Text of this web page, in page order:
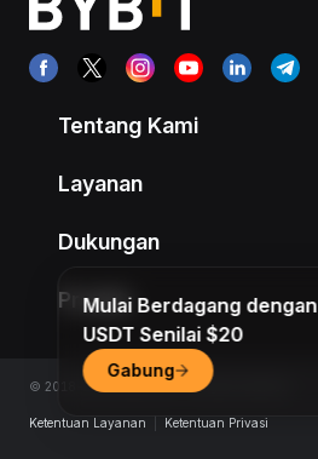
Tentang Kami
Layanan
Dukungan
Produk
© 2018-2026 Bybit.com. All rights reserved.
Ketentuan Layanan Ketentuan Privasi
Mulai Berdagang dengan
USDT Senilai $20
Gabung